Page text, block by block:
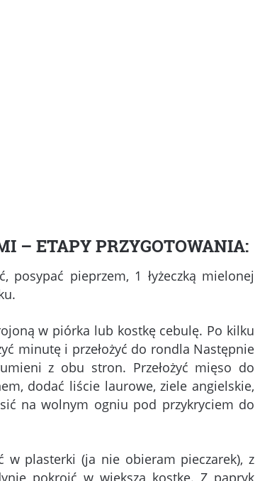
– ETAPY PRZYGOTOWANIA:
pieprzem, 1 łyżeczką mielonej
w piórka lub kostkę cebulę. Po kilku
minutę i przełożyć do rondla Następnie
z obu stron. Przełożyć mięso do
dodać liście laurowe, ziele angielskie,
na wolnym ogniu pod przykryciem do
w plasterki (ja nie obieram pieczarek), z